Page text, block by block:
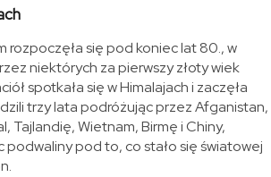
rozpoczęła się pod koniec lat 80., w
niektórych za pierwszy złoty wiek
spotkała się w Himalajach i zaczęła
trzy lata podróżując przez Afganistan,
Tajlandię, Wietnam, Birmę i Chiny,
podwaliny pod to, co stało się światowej